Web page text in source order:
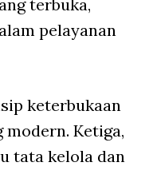
terbuka,
pelayanan
keterbukaan
Ketiga,
tata kelola dan